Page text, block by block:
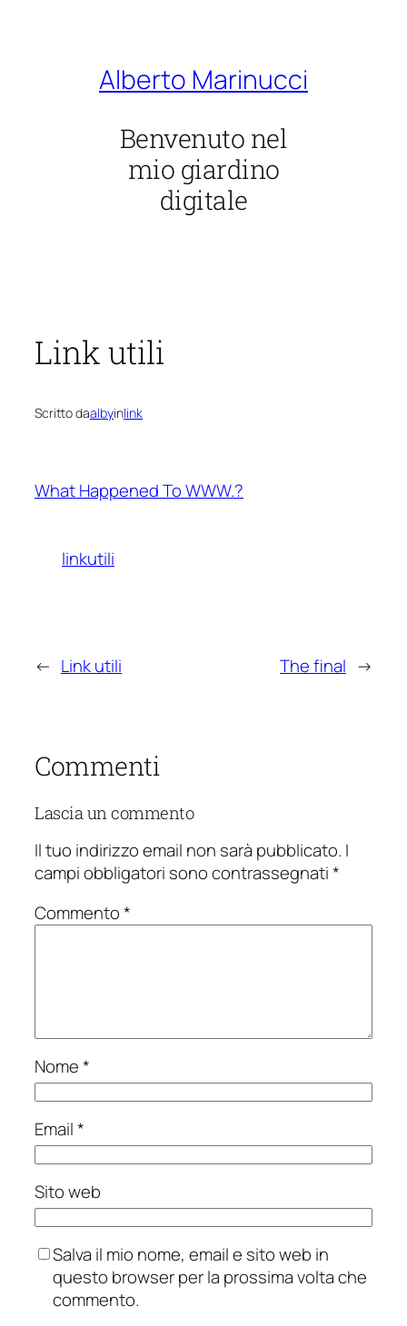
Alberto Marinucci
Benvenuto nel
mio giardino
digitale
Link utili
Scritto daalbyinlink
What Happened To WWW.?
linkutili
← Link utili The final →
Commenti
Lascia un commento
Il tuo indirizzo email non sarà pubblicato. I
campi obbligatori sono contrassegnati*
Commento*
Nome*
Email*
Sito web
Salva il mio nome, email e sito web in
questo browser per la prossima volta che
commento.